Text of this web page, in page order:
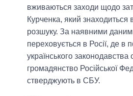
вживаються заходи щодо
Курченка, який
розшуку. За наявними
переховується в Росії, де в
українського законодавства
громадянство Російської
стверджують в СБУ.